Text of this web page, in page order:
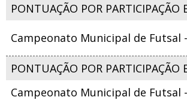
PONTUAÇÃO POR PARTICIPAÇÃO
Campeonato Municipal de Futsal
PONTUAÇÃO POR PARTICIPAÇÃO
Campeonato Municipal de Futsal